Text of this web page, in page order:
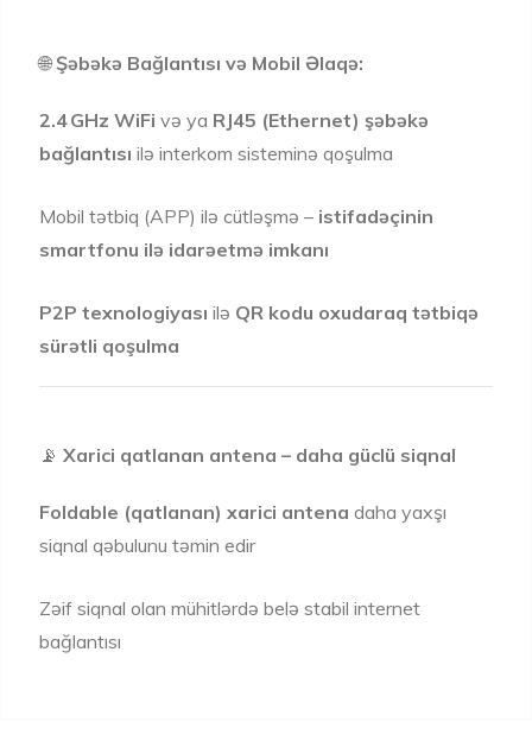
🌐 Şəbəkə Bağlantısı və Mobil Əlaqə:
2.4 GHz WiFi və ya RJ45 (Ethernet) şəbəkə
bağlantısı ilə interkom sisteminə qoşulma
Mobil tətbiq (APP) ilə cütləşmə – istifadəçinin
smartfonu ilə idarəetmə imkanı
P2P texnologiyası ilə QR kodu oxudaraq tətbiqə
sürətli qoşulma
📡 Xarici qatlanan antena – daha güclü siqnal
Foldable (qatlanan) xarici antena daha yaxşı
siqnal qəbulunu təmin edir
Zəif siqnal olan mühitlərdə belə stabil internet
bağlantısı